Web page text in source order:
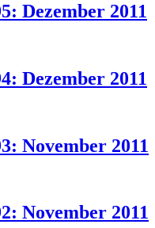
Dezember 2011
Dezember 2011
November 2011
November 2011